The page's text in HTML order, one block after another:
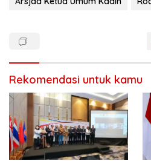
Rekomendasi untuk kamu